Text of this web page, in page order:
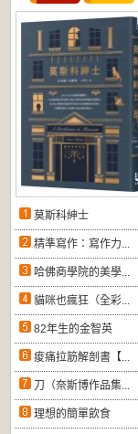
莫斯科紳士
精準寫作：寫作力...
哈佛商學院的美學...
貓咪也瘋狂（全彩...
82年生的金智英
痠痛拉筋解剖書【...
刀（奈斯博作品集...
理想的簡單飲食